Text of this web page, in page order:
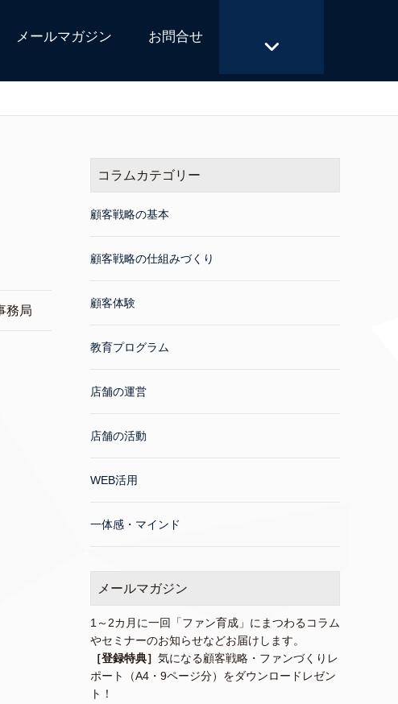
メールマガジン お問合せ
務局
コラムカテゴリー
顧客戦略の基本
顧客戦略の仕組みづくり
顧客体験
教育プログラム
店舗の運営
店舗の活動
WEB活用
一体感・マインド
メールマガジン
1～2カ月に一回「ファン育成」にまつわるコラム
やセミナーのお知らせなどお届けします。
［登録特典］ 気になる顧客戦略・ファンづくりレ
ポート（A4・9ページ分）をダウンロードレゼン
ト！